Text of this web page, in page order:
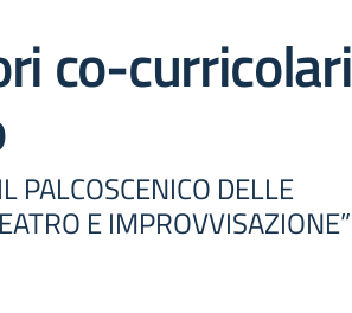
co-curricolari
PALCOSCENICO DELLE
E IMPROVVISAZIONE”